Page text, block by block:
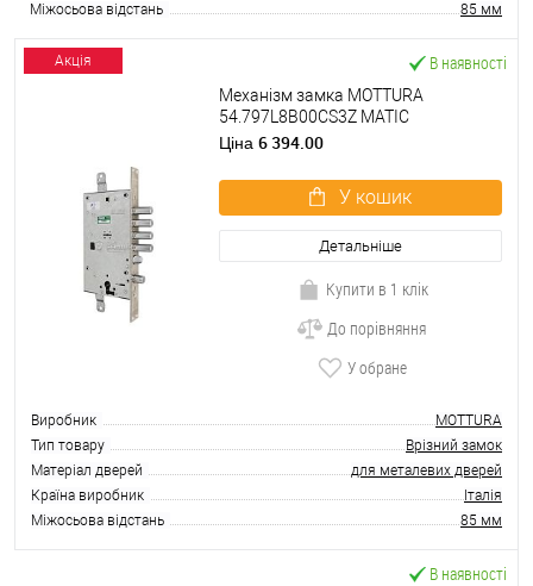
Міжосьова відстань
85 мм
Акція В наявності
Механізм замка MOTTURA
54.797L8B00CS3Z MATIC
(BS66*85мм) ключ 60мм
Ціна 6 394.00
У кошик
Детальніше
Купити в 1 клік
До порівняння
У обране
Виробник
MOTTURA
Тип товару
Врізний замок
Матеріал дверей
для металевих дверей
Країна виробник
Італія
Міжосьова відстань
85 мм
В наявності